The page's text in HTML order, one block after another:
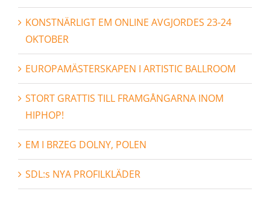
KONSTNÄRLIGT EM ONLINE AVGJORDES 23-24
OKTOBER
EUROPAMÄSTERSKAPEN I ARTISTIC BALLROOM
STORT GRATTIS TILL FRAMGÅNGARNA INOM
HIPHOP!
EM I BRZEG DOLNY, POLEN
SDL:s NYA PROFILKLÄDER